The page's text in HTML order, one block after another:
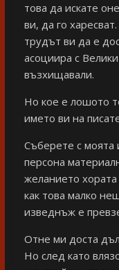
това да искате
ви, да го
трудът ви да е
асоциира с
възхищавали.
Но кое е лошото
името ви на
Съберете с моята
персона
желанието
как това малко
изведнъж е
Отне ми доста
Но след като